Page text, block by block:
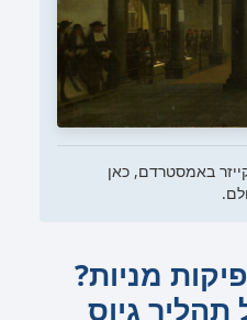
באמסטרדם, כאן
מניות?
גיוס